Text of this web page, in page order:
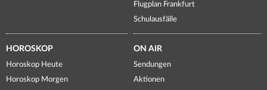
Flugplan Frankfurt
Schulausfälle
HOROSKOP
Horoskop Heute
Horoskop Morgen
ON AIR
Sendungen
Aktionen